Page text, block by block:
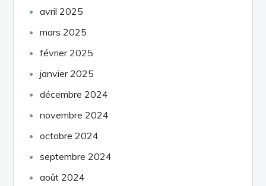
avril 2025
mars 2025
février 2025
janvier 2025
décembre 2024
novembre 2024
octobre 2024
septembre 2024
août 2024